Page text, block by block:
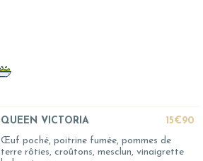
QUEEN VICTORIA
15€90
Œuf poché, poitrine fumée, pommes de
terre rôties, croûtons, mesclun, vinaigrette